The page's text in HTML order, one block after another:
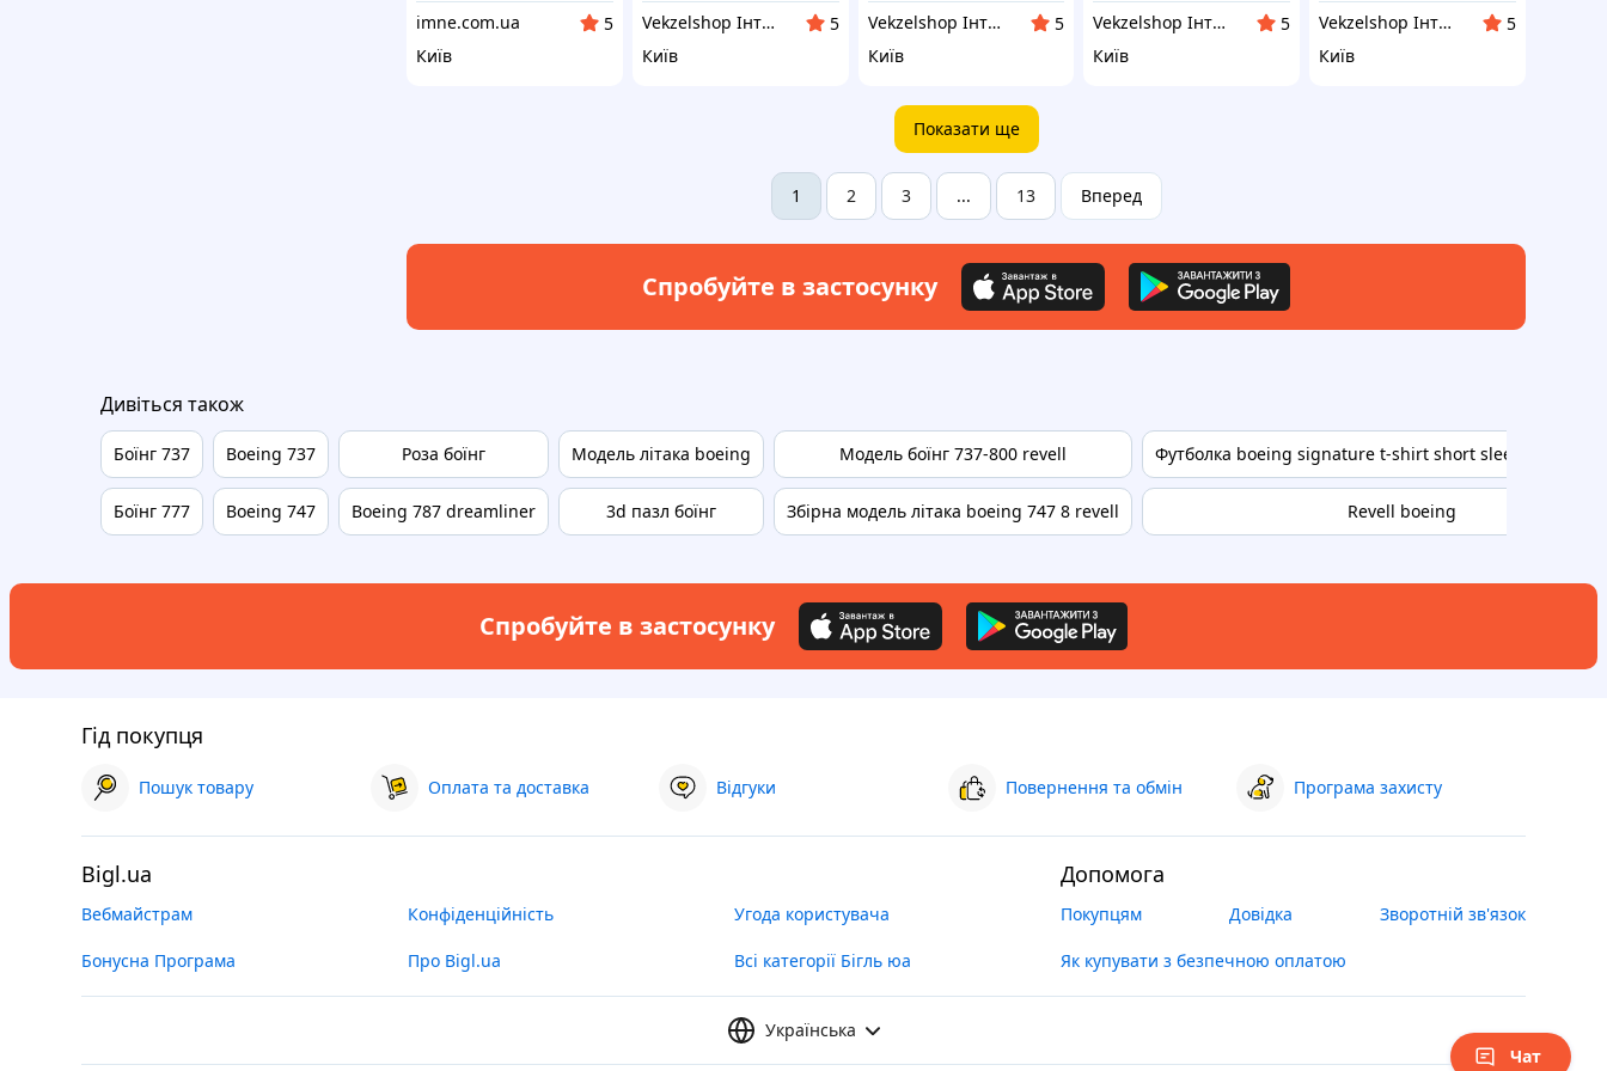
imne.com.ua
5
Київ
Vekzelshop Інтернет-магазин
5
Київ
Vekzelshop Інтернет-магазин
5
Київ
Vekzelshop Інтернет-магазин
5
Київ
Vekzelshop Інтернет-магазин
5
Київ
Показати ще
1 2 3 ... 13 Вперед
Спробуйте в застосунку
Дивіться також
Боїнг 737
Боїнг 777
Boeing 737
Boeing 747
Роза боїнг
Boeing 787 dreamliner
Модель літака boeing
3d пазл боїнг
Модель боїнг 737-800 revell
Збірна модель літака boeing 747 8 revell
Футболка boeing signature t-shirt short sleeve military
Revell boeing
Спробуйте в застосунку
Гід покупця
Пошук товару Оплата та доставка Відгуки Повернення та обмін Програма захисту
Bigl.ua
Вебмайстрам Конфіденційність Угода користувача
Бонусна Програма Про Bigl.ua Всі категорії Бігль юа
Допомога
Покупцям Довідка Зворотній зв'язок
Як купувати з безпечною оплатою
Українська
Чат